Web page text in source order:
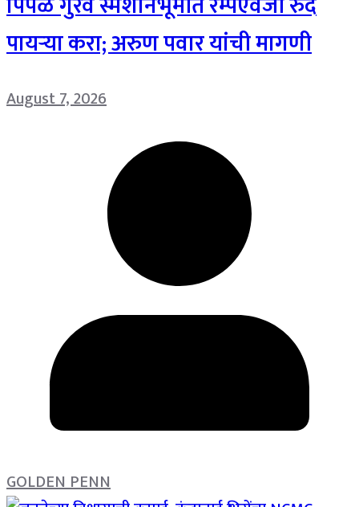
पायऱ्या करा; अरुण पवार यांची मागणी
August 7, 2026
GOLDEN PENN